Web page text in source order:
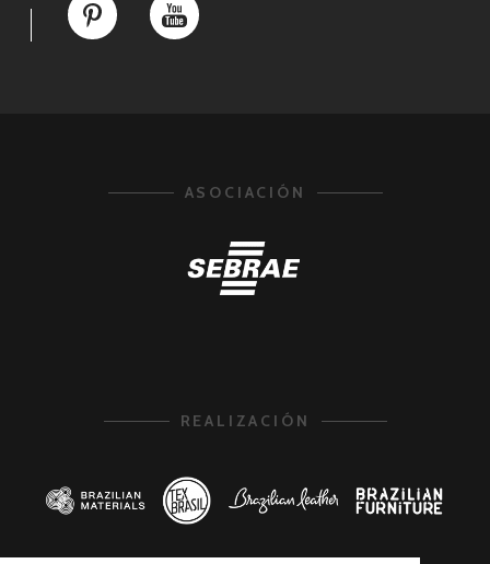
ASOCIACIÓN
REALIZACIÓN